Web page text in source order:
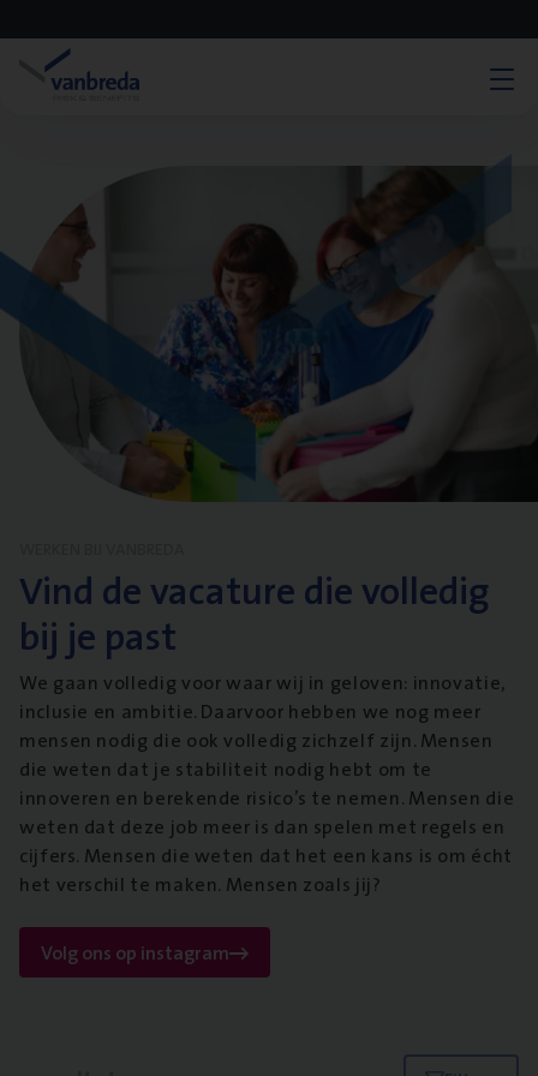
Vind de vacature die volledig
bij je past
We gaan volledig voor waar wij in geloven: innovatie,
inclusie en ambitie. Daarvoor hebben we nog meer
mensen nodig die ook volledig zichzelf zijn. Mensen
die weten dat je stabiliteit nodig hebt om te
innoveren en berekende risico’s te nemen. Mensen die
weten dat deze job meer is dan spelen met regels en
cijfers. Mensen die weten dat het een kans is om écht
het verschil te maken. Mensen zoals jij?
Volg ons op instagram